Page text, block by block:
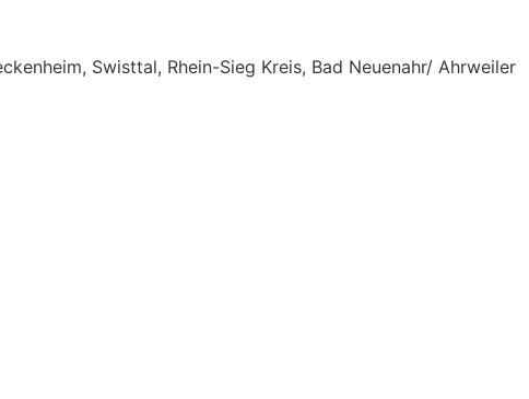
Swisttal, Rhein-Sieg Kreis, Bad Neuenahr/ Ahrweiler